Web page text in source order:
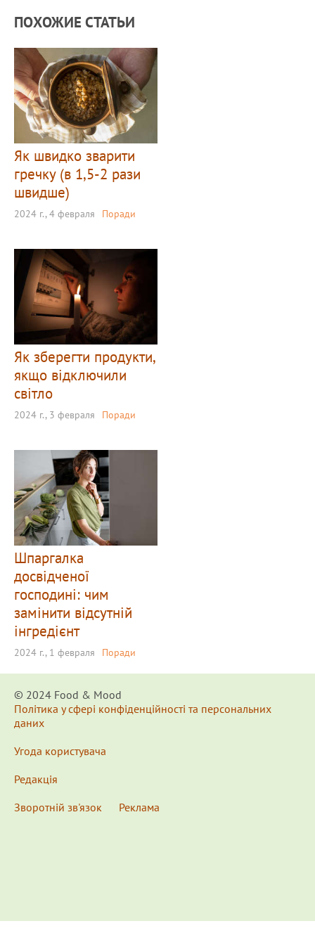
ПОХОЖИЕ СТАТЬИ
Як швидко зварити
гречку (в 1,5-2 рази
швидше)
2024 г., 4 февраля Поради
Як зберегти продукти,
якщо відключили
світло
2024 г., 3 февраля Поради
Шпаргалка
досвідченої
господині: чим
замінити відсутній
інгредієнт
2024 г., 1 февраля Поради
© 2024 Food & Мood
Політика у сфері конфіденційності та персональних
даних
Угода користувача
Редакція
Зворотній зв'язок
Реклама